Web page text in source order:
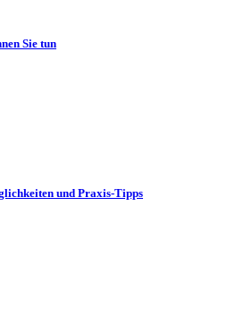
Sie tun
und Praxis-Tipps